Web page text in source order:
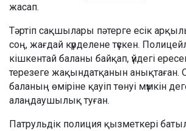
жасап.
Тәртіп сақшылары пәтерге есік
соң, жағдай күрделене түскен.
кішкентай баланы байқап, үйдегі
терезеге жақындатқанын анықтаған.
баланың өміріне қауіп төнуі мүмкін
алаңдаушылық туған.
Патрульдік полиция қызметкері